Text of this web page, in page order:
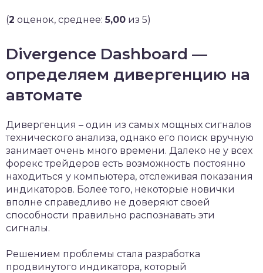
(2 оценок, среднее:5,00 из 5)
Divergence Dashboard —
определяем дивергенцию на
автомате
Дивергенция – один из самых мощных сигналов
технического анализа, однако его поиск вручную
занимает очень много времени. Далеко не у всех
форекс трейдеров есть возможность постоянно
находиться у компьютера, отслеживая показания
индикаторов. Более того, некоторые новички
вполне справедливо не доверяют своей
способности правильно распознавать эти
сигналы.
Решением проблемы стала разработка
продвинутого индикатора, который